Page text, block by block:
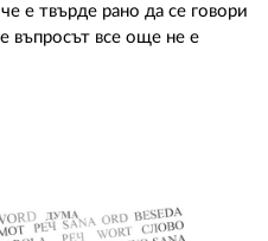
е твърде рано да се говори
въпросът все още не е